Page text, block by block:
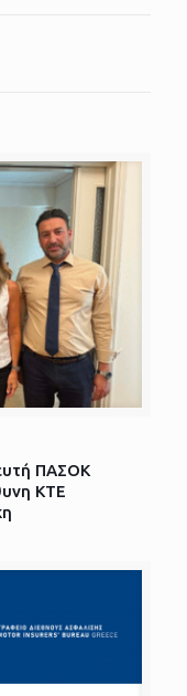
ΠΑΣΟΚ
ΚΤΕ